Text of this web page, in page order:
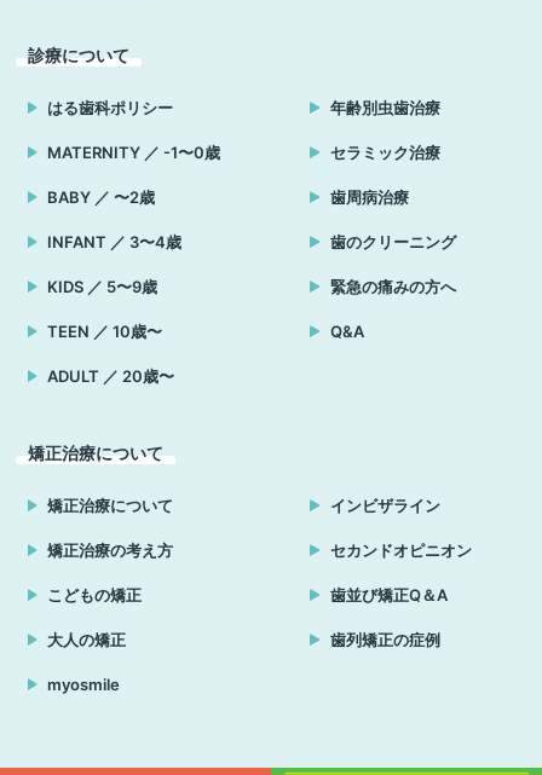
診療について
はる歯科ポリシー
MATERNITY ／ -1〜0歳
BABY ／ 〜2歳
INFANT ／ 3〜4歳
KIDS ／ 5〜9歳
TEEN ／ 10歳〜
ADULT ／ 20歳〜
年齢別虫歯治療
セラミック治療
歯周病治療
歯のクリーニング
緊急の痛みの方へ
Q&A
矯正治療について
矯正治療について
矯正治療の考え方
こどもの矯正
大人の矯正
myosmile
インビザライン
セカンドオピニオン
歯並び矯正Q＆A
歯列矯正の症例